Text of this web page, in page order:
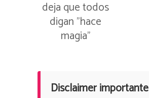
deja que todos
digan ”hace
magia”
Disclaimer importante